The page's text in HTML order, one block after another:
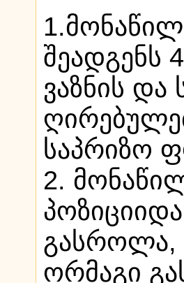
შეადგენს
ვაზნის და
საპრიზო
2.
გასროლა,
ორმაგი